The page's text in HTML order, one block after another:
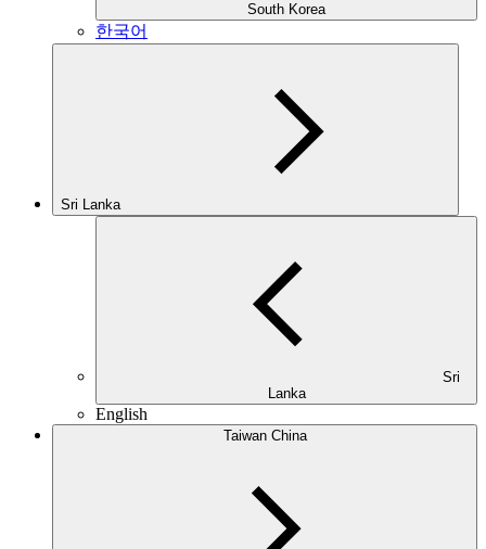
South Korea
한국어
Sri Lanka
Lanka
English
Taiwan China